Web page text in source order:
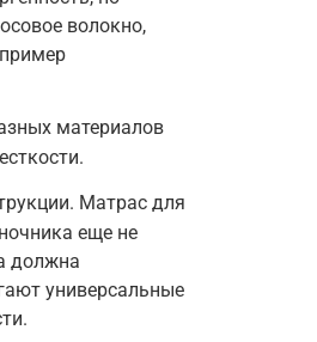
волокно,
материалов
Матрас для
еще не
должна
универсальные